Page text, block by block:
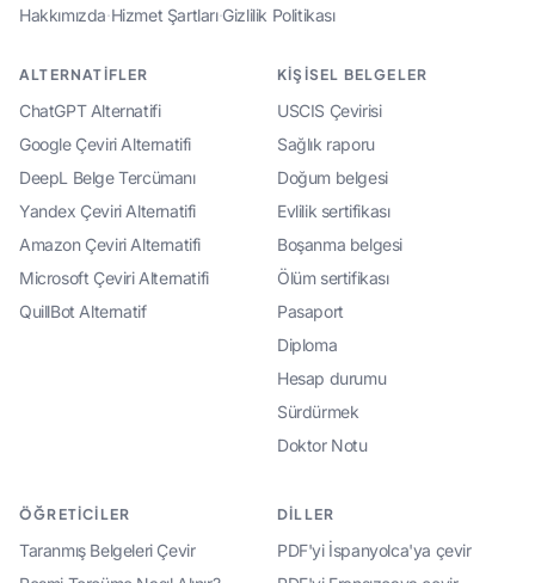
Hakkımızda·Hizmet Şartları·Gizlilik Politikası
ALTERNATIFLER
ChatGPT Alternatifi
Google Çeviri Alternatifi
DeepL Belge Tercümanı
Yandex Çeviri Alternatifi
Amazon Çeviri Alternatifi
Microsoft Çeviri Alternatifi
QuillBot Alternatif
KIŞISEL BELGELER
USCIS Çevirisi
Sağlık raporu
Doğum belgesi
Evlilik sertifikası
Boşanma belgesi
Ölüm sertifikası
Pasaport
Diploma
Hesap durumu
Sürdürmek
Doktor Notu
ÖĞRETICILER
Taranmış Belgeleri Çevir
DILLER
PDF'yi İspanyolca'ya çevir